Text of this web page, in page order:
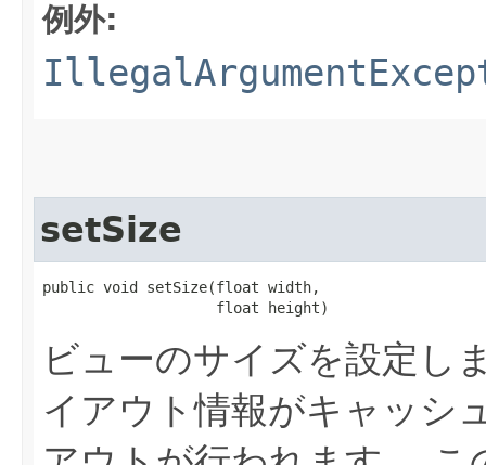
例外:
setSize
public void setSize​(float width,
                    float height)
ビューのサイズを設定し
イアウト情報がキャッシ